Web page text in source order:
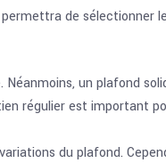
de sélectionner
un plafond
régulier est important
du plafond.